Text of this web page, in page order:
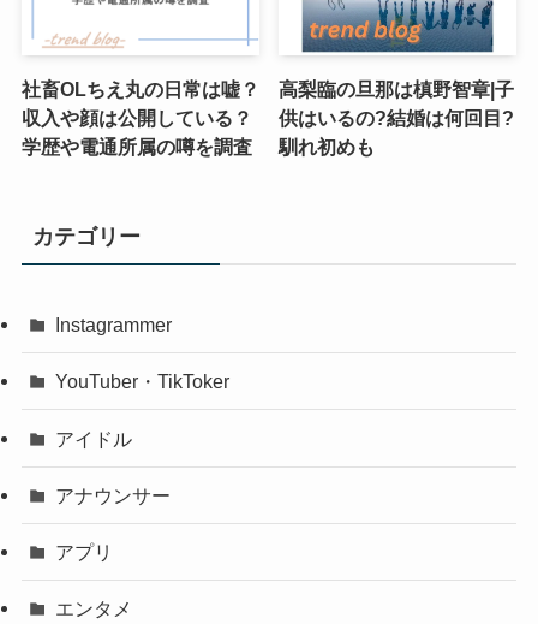
社畜OLちえ丸の日常は嘘？
収入や顔は公開している？
学歴や電通所属の噂を調査
高梨臨の旦那は槙野智章|子
供はいるの?結婚は何回目?
馴れ初めも
カテゴリー
Instagrammer
YouTuber・TikToker
アイドル
アナウンサー
アプリ
エンタメ